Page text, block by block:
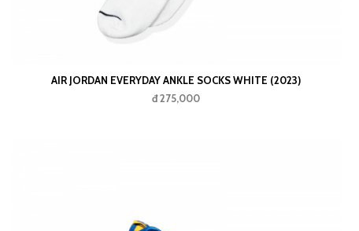
AIR JORDAN EVERYDAY ANKLE SOCKS WHITE (2023)
đ 275,000